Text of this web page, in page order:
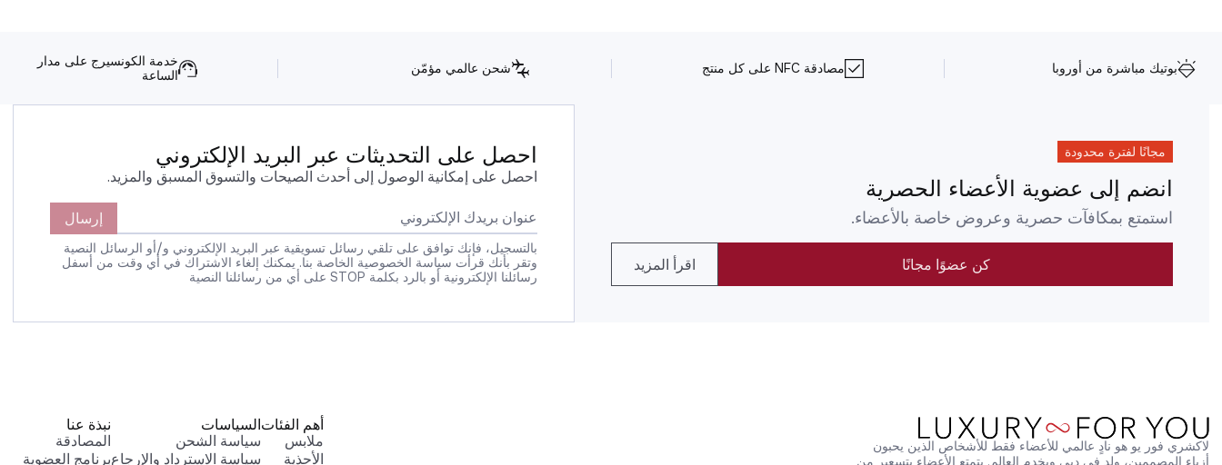
بوتيك مباشرة من أوروبا مصادقة NFC على كل منتج شحن عالمي مؤمّن
خدمة الكونسيرج على مدار
الساعة
مجانًا لفترة محدودة
انضم إلى عضوية الأعضاء الحصرية
استمتع بمكافآت حصرية وعروض خاصة بالأعضاء.
كن عضوًا مجانًا اقرأ المزيد
احصل على التحديثات عبر البريد الإلكتروني
احصل على إمكانية الوصول إلى أحدث الصيحات والتسوق المسبق والمزيد.
إرسال
بالتسجيل، فإنك توافق على تلقي رسائل تسويقية عبر البريد الإلكتروني و/أو الرسائل النصية
وتقر بأنك قرأت سياسة الخصوصية الخاصة بنا. يمكنك إلغاء الاشتراك في أي وقت من أسفل
رسائلنا الإلكترونية أو بالرد بكلمة STOP على أي من رسائلنا النصية
أهم الفئات
ملابس
الأحذية
السياسات
سياسة الشحن
سياسة الاسترداد والإرجاع
نبذة عنا
المصادقة
برنامج العضوية